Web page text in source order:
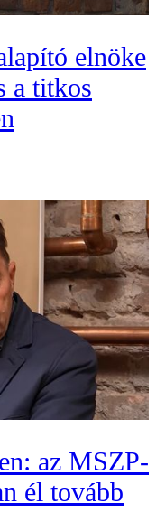
elnöke
a titkos
az MSZP-
él tovább